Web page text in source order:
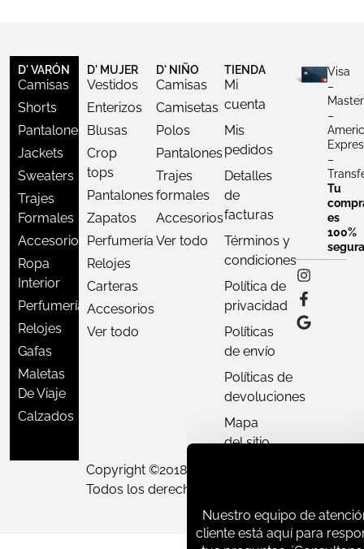
D' VARÓN
Camisas
Shorts
Pantalones
Jackets
Sweaters
Trajes
Formales
Accesorios
Ropa
Interior
Perfumería
Relojes
Gafas
Maletas
De Viaje
Calzados
D' MUJER
Vestidos
Enterizos
Blusas
Crop
tops
Pantalones
Zapatos
Perfumería
Relojes
Carteras
Accesorios
Ver todo
D' NIÑO
Camisas
Camisetas
Polos
Pantalones
Trajes
formales
Accesorios
Ver todo
TIENDA
Mi
cuenta
Mis
pedidos
Detalles
de
facturas
Términos y
condiciones
Política de
privacidad
Políticas
de envío
Políticas de
devoluciones
Mapa
del sitio
Visa
–
–
–
Tu
es
100%
segura
Copyright ©2018 - 2026
Todos los derechos reservados.
tus preguntas.
que necesites!